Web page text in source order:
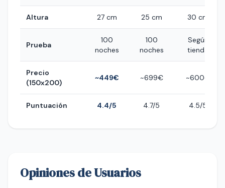
Altura 27 cm 25 cm 30 cm
Prueba
100
noches
100
noches
Según
tienda
Precio
(150x200)
~449€ ~699€ ~600€
Puntuación 4.4/5 4.7/5 4.5/5
Opiniones de Usuarios